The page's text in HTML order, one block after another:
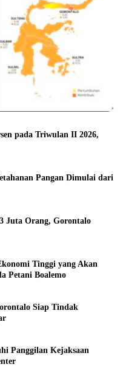
pada Triwulan II 2026,
Pangan Dimulai dari
Juta Orang, Gorontalo
Tinggi yang Akan
Petani Boalemo
Siap Tindak
Panggilan Kejaksaan